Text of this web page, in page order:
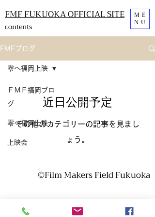
ME
NU
FMF FUKUOKA OFFICIAL SITE
contents
FMFブログ
ＦＭＦ福岡ブロ
グ
零へ福岡上映
上映会
零へ福岡上映
近日公開予定
その他のカテゴリーの記事を見まし
ょう。
​©Film Makers Field Fukuoka